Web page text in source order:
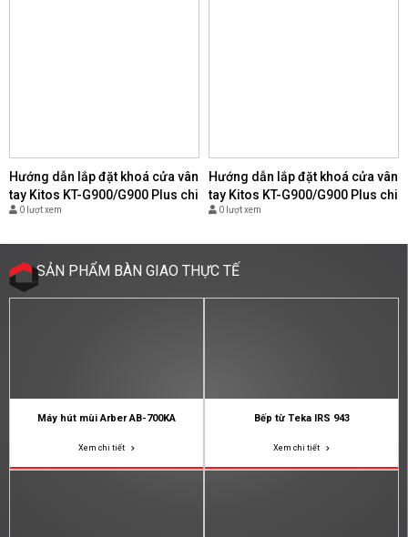
Hướng dẫn lắp đặt khoá cửa vân
tay Kitos KT-G900/G900 Plus chi
tiết nhất - (Copy)
0 lượt xem
Hướng dẫn lắp đặt khoá cửa vân
tay Kitos KT-G900/G900 Plus chi
tiết nhất - (Copy)
0 lượt xem
SẢN PHẨM BÀN GIAO THỰC TẾ
Máy hút mùi Arber AB-700KA
Xem chi tiết
Bếp từ Teka IRS 943
Xem chi tiết